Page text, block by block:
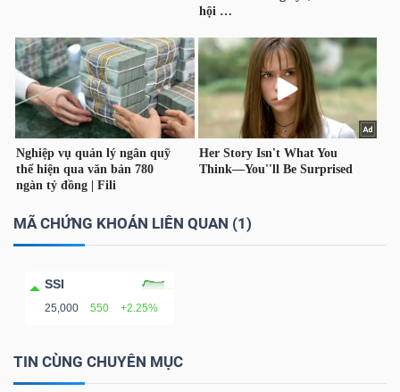
MÃ CHỨNG KHOÁN LIÊN QUAN (1)
SSI
25,000 550 +2.25%
TIN CÙNG CHUYÊN MỤC
TÀI
CHÍNH
CÁ
NHÂN
PHÂN
VIETSTOCKFINANCE